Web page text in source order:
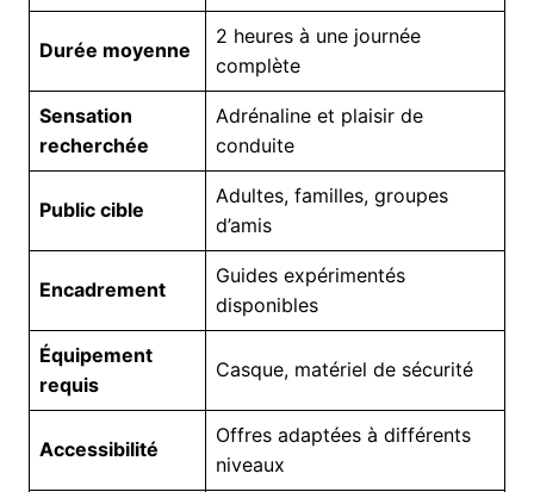
Durée moyenne
2 heures à une journée
complète
Sensation
recherchée
Adrénaline et plaisir de
conduite
Public cible
Adultes, familles, groupes
d’amis
Encadrement
Guides expérimentés
disponibles
Équipement
requis
Casque, matériel de sécurité
Accessibilité
Offres adaptées à différents
niveaux